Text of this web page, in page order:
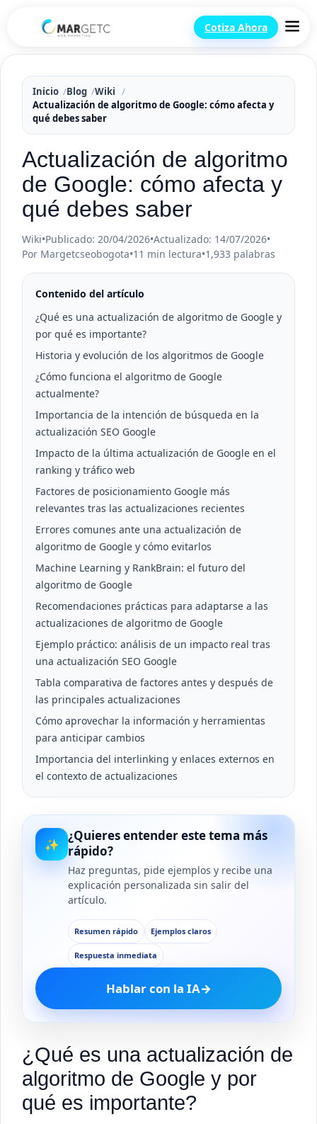
Cotiza Ahora
Inicio Blog
Wiki
Actualización de algoritmo de Google: cómo afecta y
qué debes saber
Actualización de algoritmo
de Google: cómo afecta y
qué debes saber
Wiki•Publicado: 20/04/2026•Actualizado: 14/07/2026•
Por Margetcseobogota•11 min lectura•1,933 palabras
Contenido del artículo
¿Qué es una actualización de algoritmo de Google y
por qué es importante?
Historia y evolución de los algoritmos de Google
¿Cómo funciona el algoritmo de Google
actualmente?
Importancia de la intención de búsqueda en la
actualización SEO Google
Impacto de la última actualización de Google en el
ranking y tráfico web
Factores de posicionamiento Google más
relevantes tras las actualizaciones recientes
Errores comunes ante una actualización de
algoritmo de Google y cómo evitarlos
Machine Learning y RankBrain: el futuro del
algoritmo de Google
Recomendaciones prácticas para adaptarse a las
actualizaciones de algoritmo de Google
Ejemplo práctico: análisis de un impacto real tras
una actualización SEO Google
Tabla comparativa de factores antes y después de
las principales actualizaciones
Cómo aprovechar la información y herramientas
para anticipar cambios
Importancia del interlinking y enlaces externos en
el contexto de actualizaciones
✨
¿Quieres entender este tema más
rápido?
Haz preguntas, pide ejemplos y recibe una
explicación personalizada sin salir del
artículo.
Resumen rápido Ejemplos claros
Respuesta inmediata
Hablar con la IA→
¿Qué es una actualización de
algoritmo de Google y por
qué es importante?